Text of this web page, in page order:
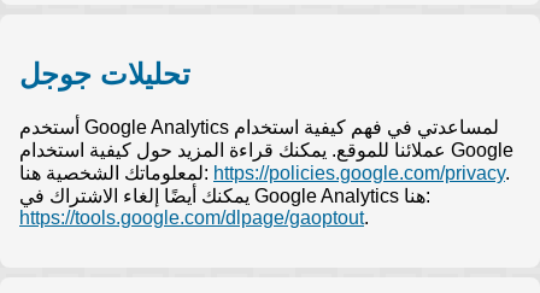
تحليلات جوجل
أستخدم Google Analytics لمساعدتي في فهم كيفية استخدام
عملائنا للموقع. يمكنك قراءة المزيد حول كيفية استخدام Google
لمعلوماتك الشخصية هنا: https://policies.google.com/privacy.
يمكنك أيضًا إلغاء الاشتراك في Google Analytics هنا:
https://tools.google.com/dlpage/gaoptout.